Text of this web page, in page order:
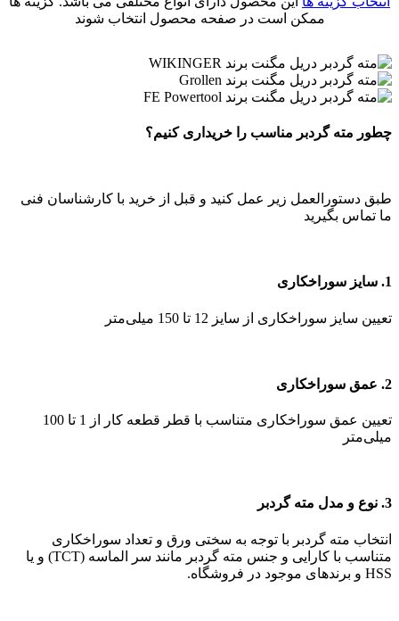
ممکن است در صفحه محصول انتخاب شوند
چطور مته گردبر مناسب را خریداری کنیم؟
طبق دستورالعمل زیر عمل کنید و قبل از خرید با کارشناسان فنی
ما تماس بگیرید
1. سایز سوراخکاری
تعیین سایز سوراخکاری از سایز 12 تا 150 میلی‌متر
2. عمق سوراخکاری
تعیین عمق سوراخکاری متناسب با قطر قطعه کار از 1 تا 100
میلی‌متر
3. نوع و مدل مته گردبر
انتخاب مته گردبر با توجه به سختی ورق و تعداد سوراخکاری
متناسب با کارایی و جنس مته گردبر مانند سر الماسه (TCT) و یا
HSS و برندهای موجود در فروشگاه.